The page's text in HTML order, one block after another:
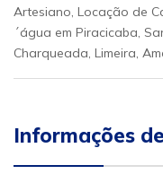
Artesiano, Locação de
´água em Piracicaba,
Charqueada, Limeira,
Informações